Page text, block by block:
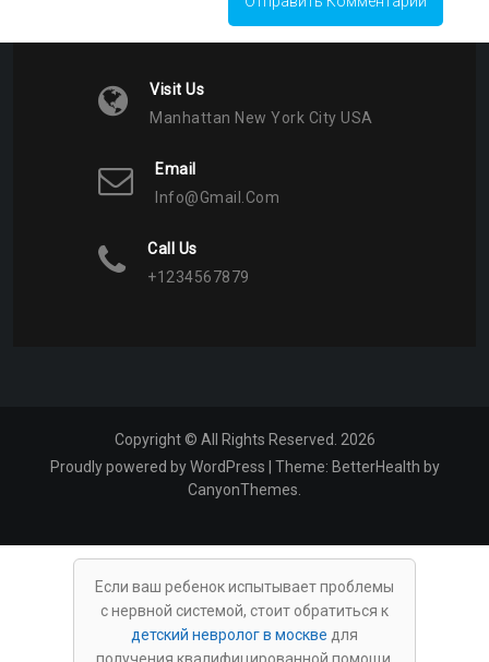
Visit Us
Manhattan New York City USA
Email
Info@gmail.com
Call Us
+1234567879
Copyright © All Rights Reserved. 2026
Proudly powered by WordPress
Theme: BetterHealth by
CanyonThemes
Если ваш ребенок испытывает проблемы
с нервной системой, стоит обратиться к
детский невролог в москве для